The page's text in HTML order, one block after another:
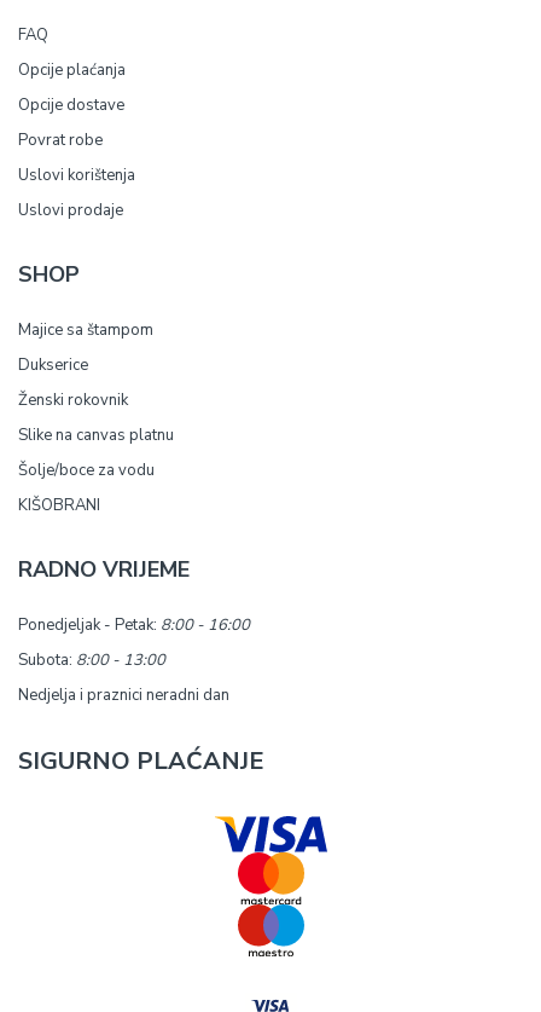
FAQ
Opcije plaćanja
Opcije dostave
Povrat robe
Uslovi korištenja
Uslovi prodaje
SHOP
Majice sa štampom
Dukserice
Ženski rokovnik
Slike na canvas platnu
Šolje/boce za vodu
KIŠOBRANI
RADNO VRIJEME
Ponedjeljak - Petak: 8:00 - 16:00
Subota: 8:00 - 13:00
Nedjelja i praznici neradni dan
SIGURNO PLAĆANJE